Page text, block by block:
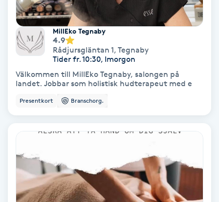
Spa manikyr & pedikyr
Spa-manikyr
Spraytan
Stylist
Svensk massage
Svettbehandling
MillEko Tegnaby
4.9
Rådjursgläntan 1, Tegnaby
Tider fr. 10:30, Imorgon
Välkommen till MillEko Tegnaby, salongen på
landet. Jobbar som holistisk hudterapeut med e
Presentkort Branschorg.